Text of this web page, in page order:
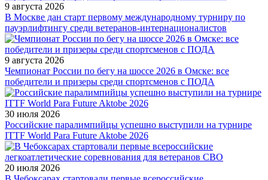
9 августа 2026
В Москве дан старт первому международному турниру по
пауэрлифтингу среди ветеранов-интернационалистов
9 августа 2026
Чемпионат России по бегу на шоссе 2026 в Омске: все
победители и призеры среди спортсменов с ПОДА
30 июля 2026
Российские паралимпийцы успешно выступили на турнире
ITTF World Para Future Aktobe 2026
20 июля 2026